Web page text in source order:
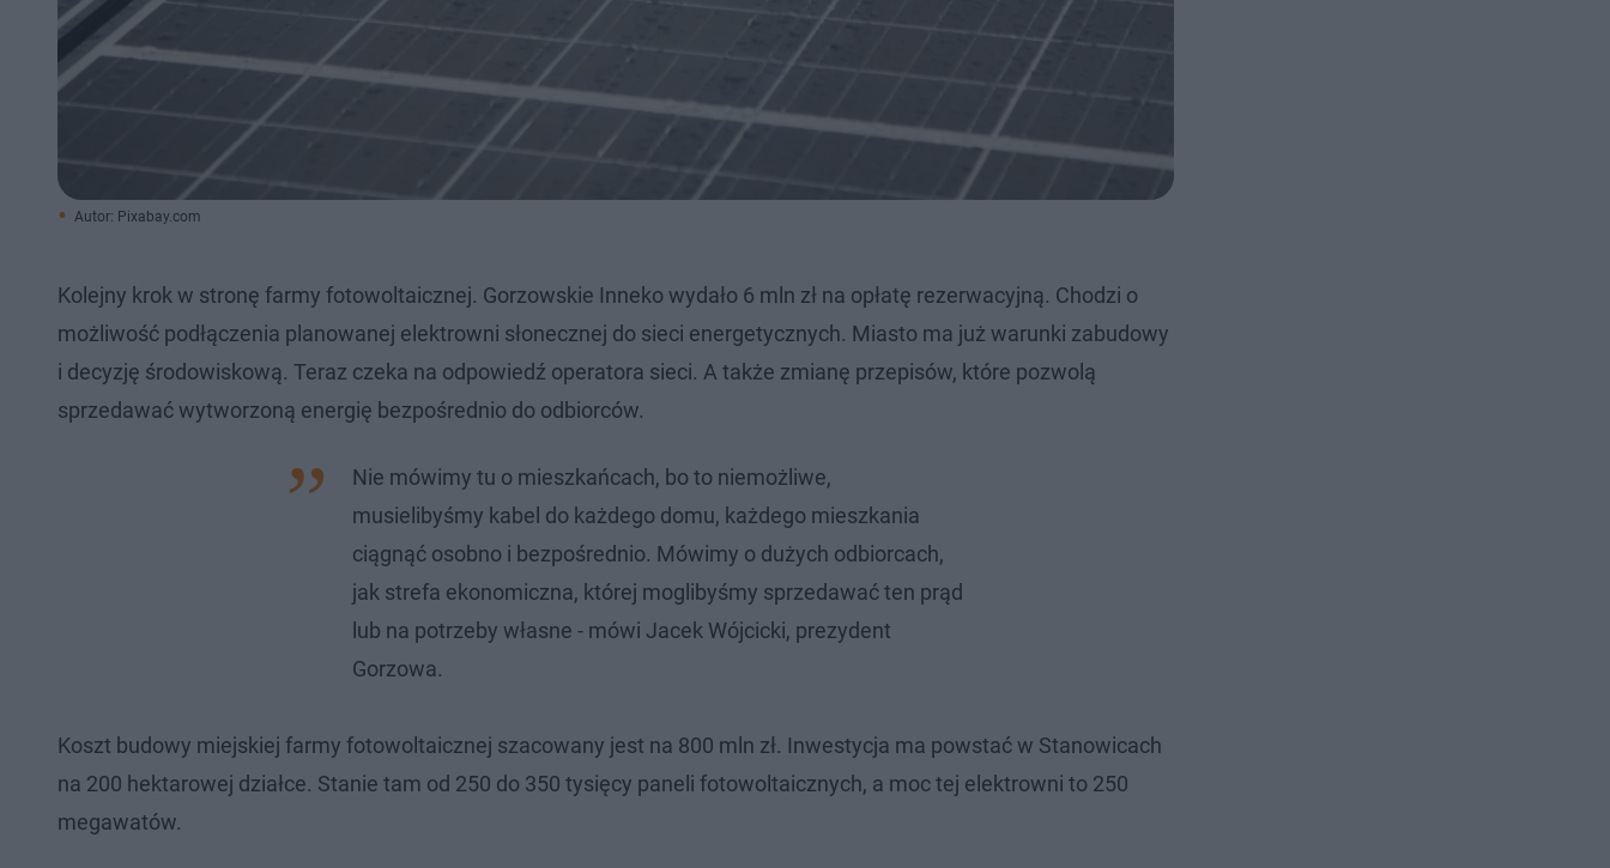
Autor: Pixabay.com
Kolejny krok w stronę farmy fotowoltaicznej. Gorzowskie Inneko wydało 6 mln zł na opłatę rezerwacyjną. Chodzi o
możliwość podłączenia planowanej elektrowni słonecznej do sieci energetycznych. Miasto ma już warunki zabudowy
i decyzję środowiskową. Teraz czeka na odpowiedź operatora sieci. A także zmianę przepisów, które pozwolą
sprzedawać wytworzoną energię bezpośrednio do odbiorców.
Nie mówimy tu o mieszkańcach, bo to niemożliwe,
musielibyśmy kabel do każdego domu, każdego mieszkania
ciągnąć osobno i bezpośrednio. Mówimy o dużych odbiorcach,
jak strefa ekonomiczna, której moglibyśmy sprzedawać ten prąd
lub na potrzeby własne - mówi Jacek Wójcicki, prezydent
Gorzowa.
Koszt budowy miejskiej farmy fotowoltaicznej szacowany jest na 800 mln zł. Inwestycja ma powstać w Stanowicach
na 200 hektarowej działce. Stanie tam od 250 do 350 tysięcy paneli fotowoltaicznych, a moc tej elektrowni to 250
megawatów.